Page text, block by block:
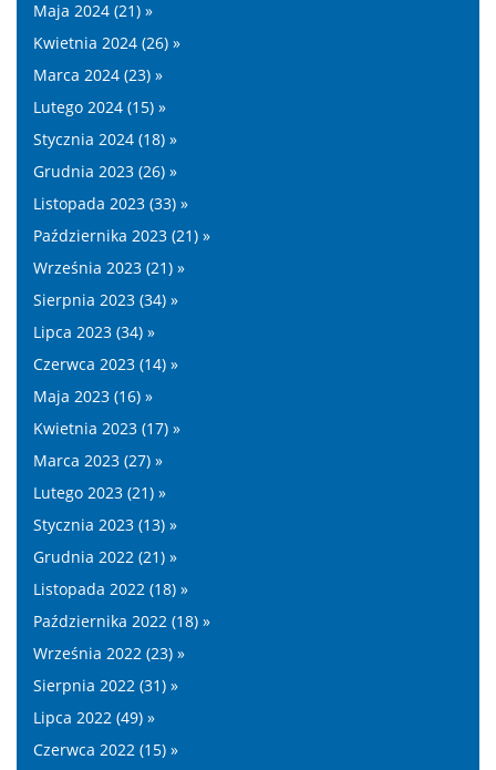
Maja 2024 (21) »
Kwietnia 2024 (26) »
Marca 2024 (23) »
Lutego 2024 (15) »
Stycznia 2024 (18) »
Grudnia 2023 (26) »
Listopada 2023 (33) »
Października 2023 (21) »
Września 2023 (21) »
Sierpnia 2023 (34) »
Lipca 2023 (34) »
Czerwca 2023 (14) »
Maja 2023 (16) »
Kwietnia 2023 (17) »
Marca 2023 (27) »
Lutego 2023 (21) »
Stycznia 2023 (13) »
Grudnia 2022 (21) »
Listopada 2022 (18) »
Października 2022 (18) »
Września 2022 (23) »
Sierpnia 2022 (31) »
Lipca 2022 (49) »
Czerwca 2022 (15) »